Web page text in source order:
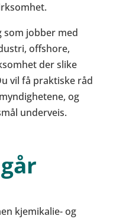
som jobber med
offshore,
der slike
vil få praktiske råd
og
underveis.
kjemikalie- og